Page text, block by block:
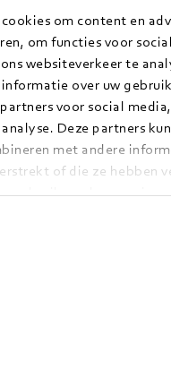
om content en
om functies voor
websiteverkeer te
over uw
voor social media,
Deze partners
met andere
of die ze hebben
gebruik van hun services.
gaat
aan de slag